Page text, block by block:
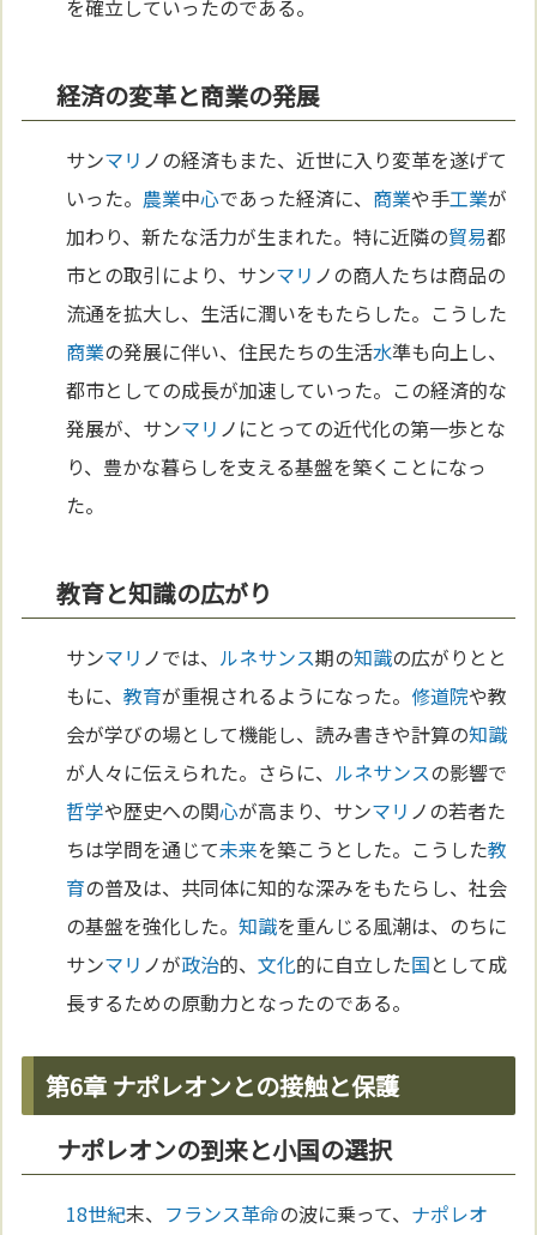
を確立していったのである。
経済の変革と商業の発展
サンマリ ノの経済もまた、近世に入り変革を遂げて
いった。 農業中心であった経済に、 商業や手工業が
加わり、新たな活力が生まれた。特に近隣の貿易都
市との取引により、サンマリ ノの商人たちは商品の
流通を拡大し、生活に潤いをもたらした。こうした
商業の発展に伴い、住民たちの生活水準も向上し、
都市としての成長が加速していった。この経済的な
発展が、サンマリ ノにとっての近代化の第一歩とな
り、豊かな暮らしを支える基盤を築くことになっ
た。
教育と知識の広がり
サンマリ ノでは、 ルネサンス期の知識の広がりとと
もに、教育が重視されるようになった。修道院や教
会が学びの場として機能し、読み書きや計算の知識
が人々に伝えられた。さらに、 ルネサンスの影響で
哲学や歴史への関心が高まり、サンマリ ノの若者た
ちは学問を通じて未来を築こうとした。こうした教
育の普及は、共同体に知的な深みをもたらし、社会
の基盤を強化した。知識を重んじる風潮は、のちに
サンマリ ノが政治的、文化的に自立した国として成
長するための原動力となったのである。
第6章 ナポレオンとの接触と保護
ナポレオンの到来と小国の選択
18世紀末、 フランス革命の波に乗って、 ナポレオ